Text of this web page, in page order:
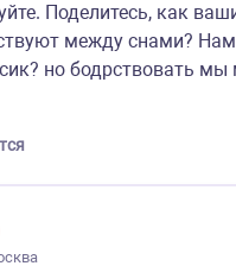
Поделитесь, как
между снами?
но бодрствовать